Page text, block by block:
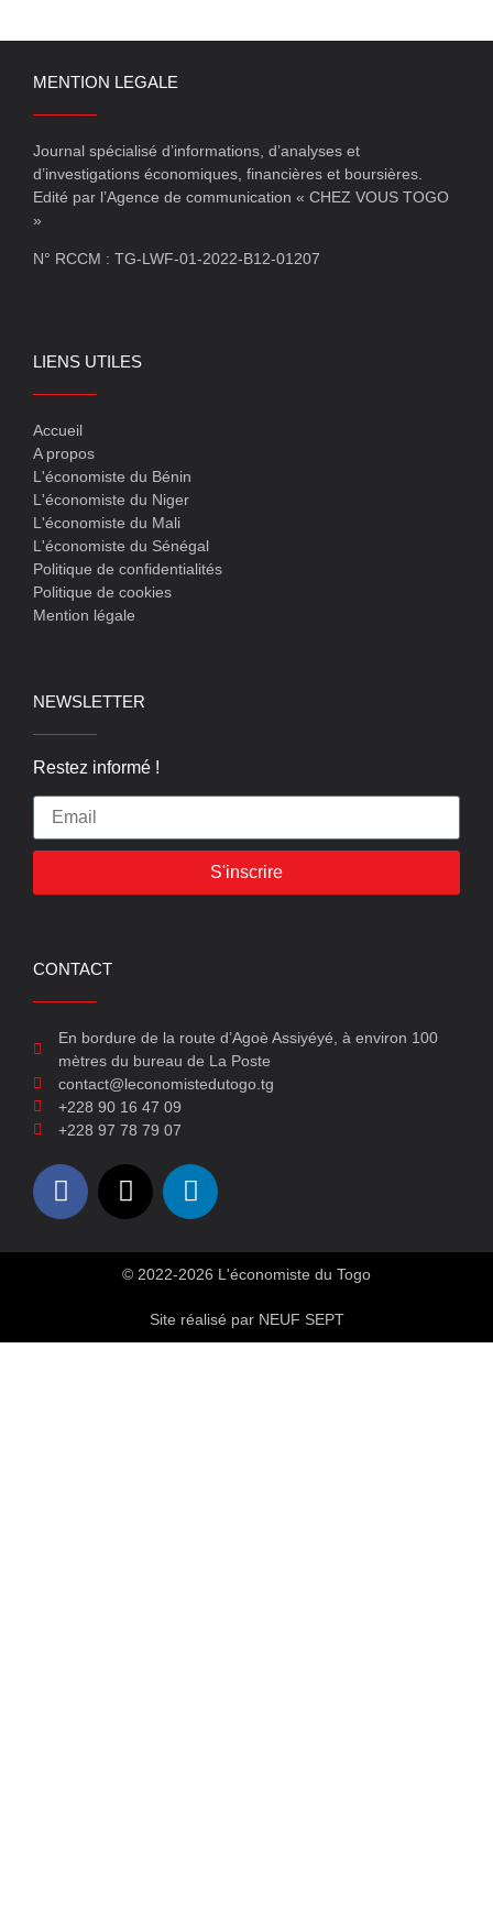
MENTION LEGALE
Journal spécialisé d’informations, d’analyses et
d’investigations économiques, financières et boursières.
Edité par l’Agence de communication « CHEZ VOUS TOGO
»
N° RCCM : TG-LWF-01-2022-B12-01207
LIENS UTILES
Accueil
A propos
L'économiste du Bénin
L'économiste du Niger
L'économiste du Mali
L'économiste du Sénégal
Politique de confidentialités
Politique de cookies
Mention légale
NEWSLETTER
Restez informé !
S'inscrire
CONTACT
En bordure de la route d’Agoè Assiyéyé, à environ 100
mètres du bureau de La Poste
contact@leconomistedutogo.tg
+228 90 16 47 09
+228 97 78 79 07
© 2022-2026 L'économiste du Togo
Site réalisé par NEUF SEPT